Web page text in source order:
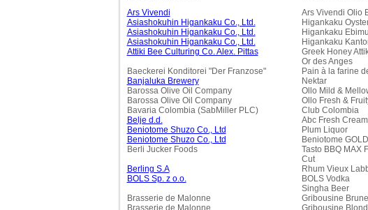
Ars Vivendi
Ars Vivendi Olio
Asiashokuhin Higankaku Co., Ltd.
Higankaku
Asiashokuhin Higankaku Co., Ltd.
Higankaku
Asiashokuhin Higankaku Co., Ltd.
Higankaku
Attiki Bee Culturing Co. Alex. Pittas
Greek Honey
Or des Anges
Baeckerei Konditorei "Der Franzose"
Pain à la farine
Banjaluka Brewery
Nektar
Barossa Olive Oil Company
Ollo Mild &
Barossa Olive Oil Company
Ollo Fresh &
Bavaria Colombia (SabMiller PLC)
Club Colombia
Belje d.d.
Abc Fresh
Beniotome Shuzo Co., Ltd
Plum Liquor
Beniotome Shuzo Co., Ltd
Beniotome GOLD
Berli Jucker Foods
Tasto BBQ MAX
Cut
Berling S.A
Rhum Vieux
BOLS Sp. z o.o.
BOLS Vodka
Singha Beer
Brasserie de Malonne
Gribousine Brune
Brasserie de Malonne
Gribousine